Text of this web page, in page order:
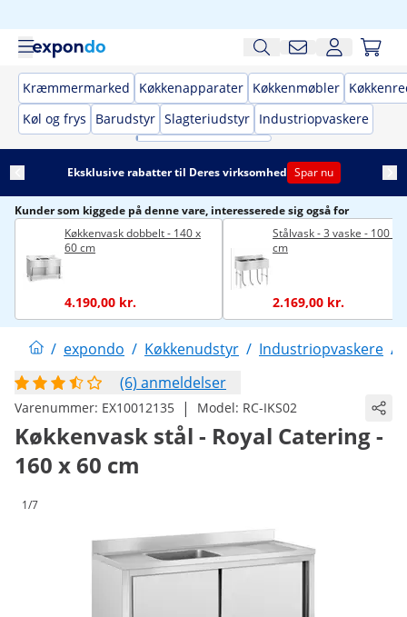
Kræmmermarked Køkkenapparater Køkkenmøbler
Køl og frys
Barudstyr Slagteriudstyr Industriopvaskere
Eksklusive rabatter til Deres virksomhed Spar nu
Kunder som kiggede på denne vare, interesserede sig også for
Køkkenvask dobbelt - 140 x
60 cm
4.190,00 kr.
Stålvask - 3 vaske - 100 x
cm
2.169,00 kr.
/ expondo / Køkkenudstyr / Industriopvaskere /
(6) anmeldelser
Varenummer: EX10012135 | Model: RC-IKS02
Køkkenvask stål - Royal Catering -
160 x 60 cm
1/7